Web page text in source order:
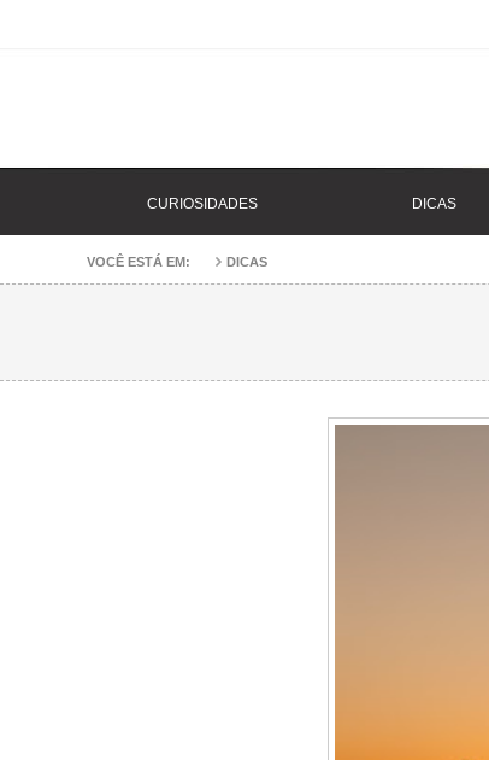
CURIOSIDADES DICAS
VOCÊ ESTÁ EM: DICAS